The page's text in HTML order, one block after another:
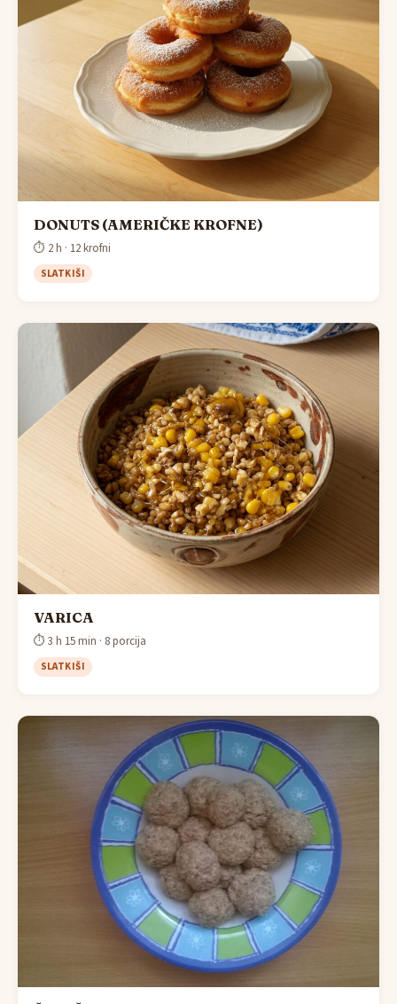
DONUTS (AMERIČKE KROFNE)
⏱ 2 h · 12 krofni
SLATKIŠI
VARICA
⏱ 3 h 15 min · 8 porcija
SLATKIŠI